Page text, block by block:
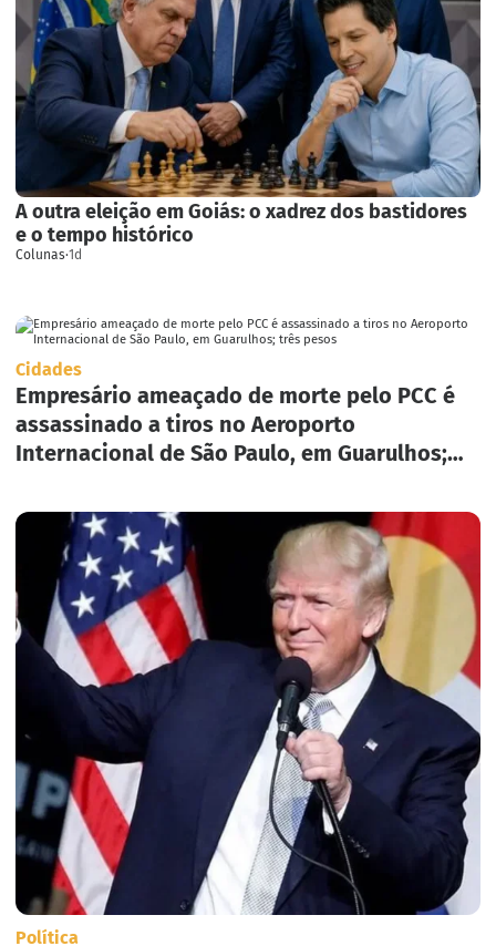
A outra eleição em Goiás: o xadrez dos bastidores
e o tempo histórico
Colunas·1d
Cidades
Empresário ameaçado de morte pelo PCC é
assassinado a tiros no Aeroporto
Internacional de São Paulo, em Guarulhos;
Política